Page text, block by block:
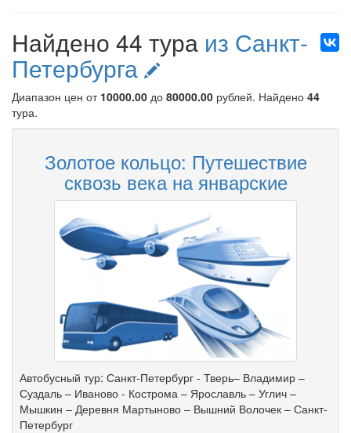
Найдено 44 тура из Санкт-
Петербурга
Диапазон цен от 10000.00 до 80000.00 рублей. Найдено 44
тура.
Золотое кольцо: Путешествие
сквозь века на январские
Автобусный тур: Санкт-Петербург - Тверь– Владимир –
Суздаль – Иваново - Кострома – Ярославль – Углич –
Мышкин – Деревня Мартыново – Вышний Волочек – Санкт-
Петербург